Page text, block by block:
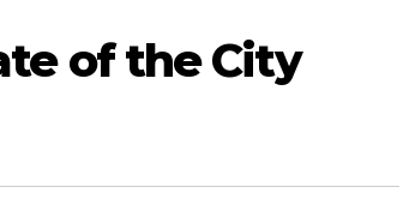
of the City